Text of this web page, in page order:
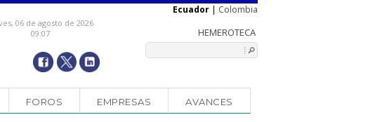
06 de agosto de 2026
09:07
Ecuador | Colombia
FOROS EMPRESAS AVANCES